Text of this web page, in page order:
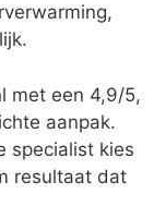
met een 4,9/5,
aanpak.
specialist kies
resultaat dat